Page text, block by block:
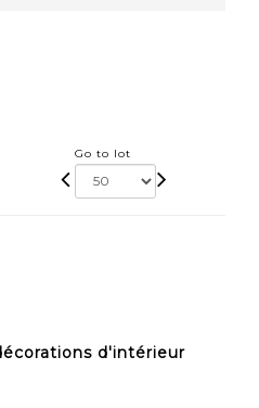
Go to lot
d'intérieur